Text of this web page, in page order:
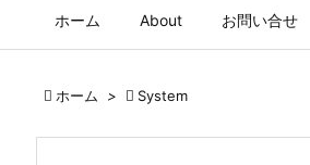
ホーム About お問い合せ
 ホーム >  System